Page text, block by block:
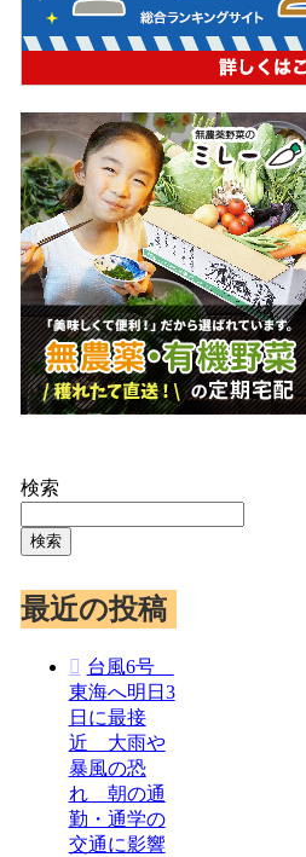
検索
検索
最近の投稿
台風6号
東海へ明日3
日に最接
近 大雨や
暴風の恐
れ 朝の通
勤・通学の
交通に影響